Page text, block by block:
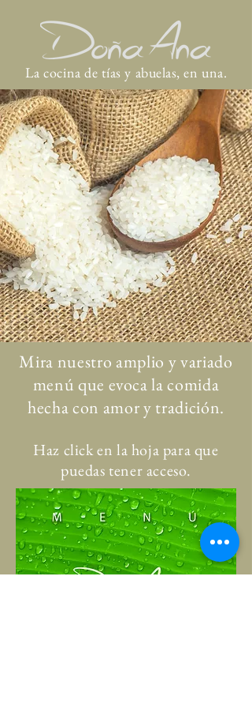
La cocina de tías y abuelas, en una.
Mira nuestro amplio y variado
menú que evoca la comida
hecha con amor y tradición.
Haz click en la hoja para que
puedas tener acceso.